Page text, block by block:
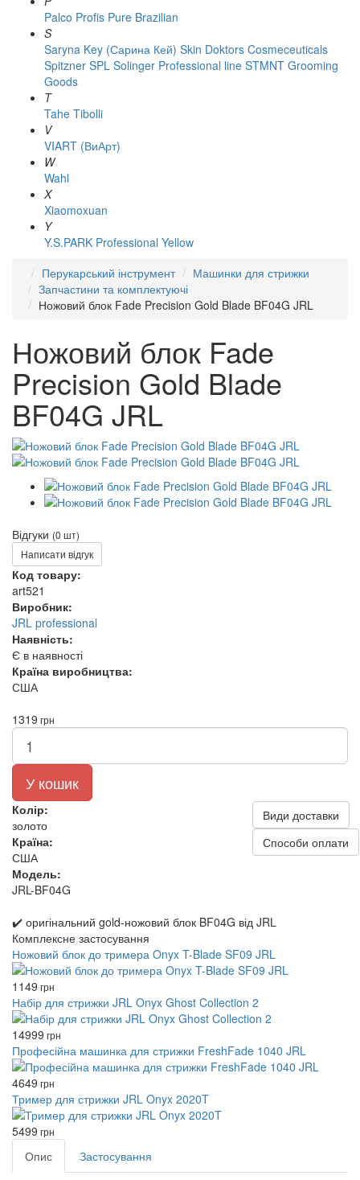
Palco Profis Pure Brazilian
S
Saryna Key (Сарина Кей) Skin Doktors Cosmeceuticals
Spitzner SPL Solinger Professional line STMNT Grooming
Goods
T
Tahe Tibolli
V
VIART (ВиАрт)
W
Wahl
X
Xiaomoxuan
Y
Y.S.PARK Professional Yellow
Перукарський інструмент
Машинки для стрижки
Запчастини та комплектуючі
Ножовий блок Fade Precision Gold Blade BF04G JRL
Ножовий блок Fade
Precision Gold Blade
BF04G JRL
Відгуки (0 шт)
Написати відгук
Код товару:
art521
Виробник:
JRL professional
Наявність:
Є в наявності
Країна виробництва:
США
1319 грн
У кошик
Колір:
золото
Країна:
США
Модель:
JRL-BF04G
Види доставки
Способи оплати
✔️ оригінальний gold-ножовий блок BF04G від JRL
Комплексне застосування
Ножовий блок до тримера Onyx T-Blade SF09 JRL
1149 грн
Набір для стрижки JRL Onyx Ghost Collection 2
14999 грн
Професійна машинка для стрижки FreshFade 1040 JRL
4649 грн
Тример для стрижки JRL Onyx 2020T
5499 грн
Опис Застосування